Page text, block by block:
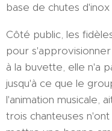
base de chutes
Côté public, les
pour
à la buvette, elle n'a
jusqu'à ce que le
l'animation musicale,
trois chanteuses